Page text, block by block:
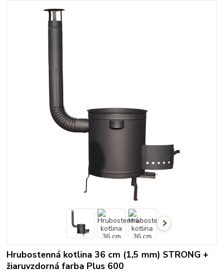
Hrubostenná kotlina 36 cm (1,5 mm) STRONG +
žiaruvzdorná farba Plus 600